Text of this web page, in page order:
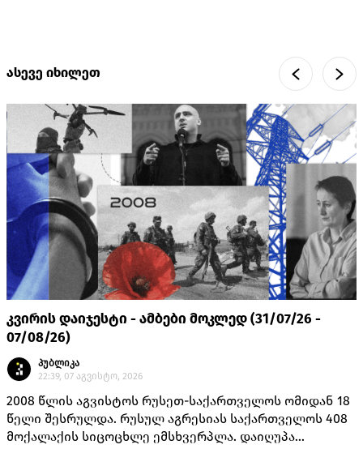
ასევე იხილეთ
კვირის დაიჯესტი - ამბები მოკლედ (31/07/26 -
07/08/26)
პუბლიკა
22:39, 07 აგვისტო, 2026
2008 წლის აგვისტოს რუსეთ-საქართველოს ომიდან 18
წელი შესრულდა. რუსულ აგრესიას საქართველოს 408
მოქალაქის სიცოცხლე ემსხვერპლა. დაიღუპა